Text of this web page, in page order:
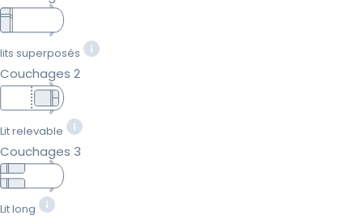
lits superposés
Couchages 2
Lit relevable
Couchages 3
Lit long